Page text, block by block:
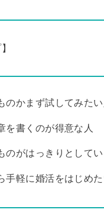
のかまず試してみたい
を書くのが得意な人
のがはっきりとしてい
手軽に婚活をはじめた